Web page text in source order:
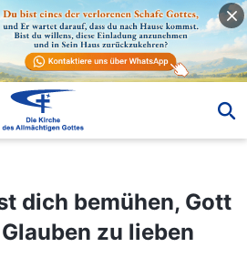
dich bemühen, Gott
zu lieben